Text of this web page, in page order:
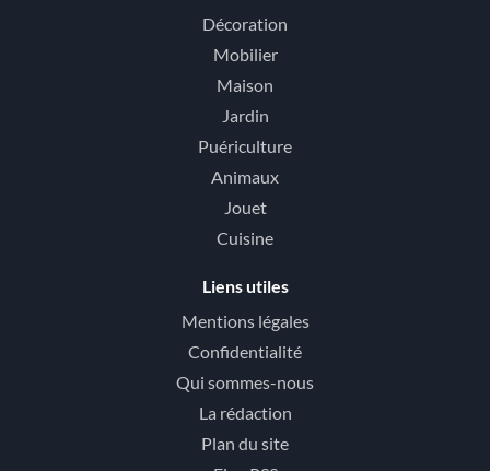
Décoration
Mobilier
Maison
Jardin
Puériculture
Animaux
Jouet
Cuisine
Liens utiles
Mentions légales
Confidentialité
Qui sommes-nous
La rédaction
Plan du site